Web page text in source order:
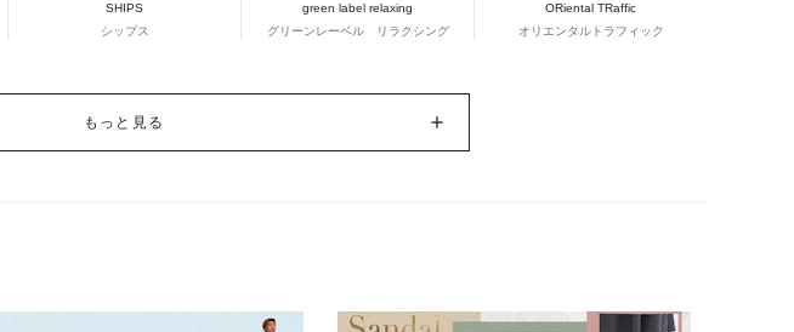
SHIPS
シップス
green label relaxing
グリーンレーベル リラクシング
ORiental TRaffic
オリエンタルトラフィック
もっと見る